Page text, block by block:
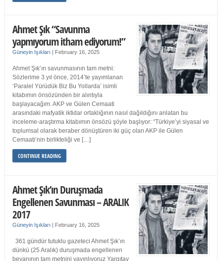
Ahmet Şık “Savunma
yapmıyorum itham ediyorum!”
Güneyin Işıkları | February 16, 2025
Ahmet Şık’ın savunmasının tam metni:
Sözlerime 3 yıl önce, 2014’te yayımlanan
‘Paralel Yürüdük Biz Bu Yollarda’ isimli
kitabımın önsözünden bir alıntıyla
başlayacağım. AKP ve Gülen Cemaati
arasındaki mafyatik iktidar ortaklığının nasıl dağıldığını anlatan bu
inceleme-araştırma kitabımın önsözü şöyle başlıyor: “Türkiye’yi siyasal ve
toplumsal olarak beraber dönüştüren iki güç olan AKP ile Gülen
Cemaati’nin birlikteliği ve […]
CONTINUE READING
Ahmet Şık’ın Duruşmada
Engellenen Savunması – ARALIK
2017
Güneyin Işıkları | February 16, 2025
361 gündür tutuklu gazeteci Ahmet Şık’ın
dünkü (25 Aralık) duruşmada engellenen
beyanının tam metnini yayınlıyoruz Yargıtay